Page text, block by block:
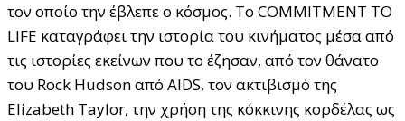
τον οποίο την έβλεπε ο κόσμος. Το COMMITMENT TO
LIFE καταγράφει την ιστορία του κινήματος μέσα από
τις ιστορίες εκείνων που το έζησαν, από τον θάνατο
του Rock Hudson από AIDS, τον ακτιβισμό της
Elizabeth Taylor, την χρήση της κόκκινης κορδέλας ως